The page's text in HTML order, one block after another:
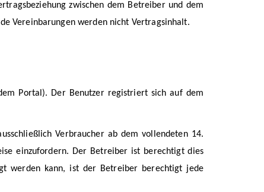
zwischen dem Betreiber und dem
Vereinbarungen werden nicht Vertragsinhalt.
Portal). Der Benutzer registriert sich auf dem
Verbraucher ab dem vollendeten 14.
einzufordern. Der Betreiber ist berechtigt dies
werden kann, ist der Betreiber berechtigt jede